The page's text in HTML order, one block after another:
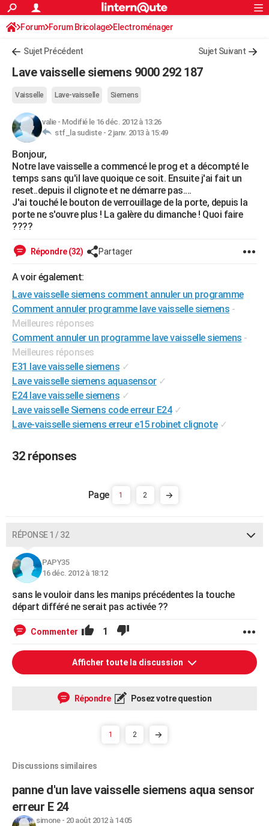
ACTUALITÉS
Politique
Société
Faits Divers
Education
Monde
Villes
+
AUTO
Essais
Réserver un essai
Citadines
Berlines
SUV
Forum auto
+HIGH-TECH
Mobiles
Meilleur smartphone
Internet
Ordinateurs
Jeux vidéo
Guide high-tech
+BRICOLAGE
Forum
Aménagement intérieur
Extérieur
Cuisine
Salle de bains
Jardinage
Rangement
WEEK-END
Guides de France
Escapades
Patrimoine
Expositions
Musées
Week-end nature
+LIFESTYLE
Art de vivre
Bien-être
Loisirs
Mode
Modes de vie
Alimentation
Guide de la santé
Maladies
Médicaments
Sommeil
VOYAGE
Destinations
City break
Voyage nature
Voyage de noces
Forum
Climat
+
GUIDES D'ACHAT
BONS PLANS
CARTE DE VOEUX
Carte de Noël
Carte Bonne année
Carte Saint-Valentin
Carte Pâques
Carte d'anniversaire
DICTIONNAIRE
Dictionnaire
Biographies
Citations
Expressions
Proverbes
PROGRAMME TV
COPAINS D'AVANT
S'inscrire
Se connecter
Lycées
Collèges
Primaires
Universités
Entreprises
Service militaire
Avis de recherche
AVIS DE DÉCÈS
S'inscrire
Connexion
Forum Forum Bricolage Electroménager
Sujet Précédent Sujet Suivant
Lave vaisselle siemens 9000 292 187
Vaisselle Lave-vaisselle Siemens
valie- Modifié le 16 déc. 2012 à 13:26
stf_la sudiste - 2 janv. 2013 à 15:49
Bonjour,
Notre lave vaisselle a commencé le prog et a décompté le
temps sans qu'il lave quoique ce soit. Ensuite j'ai fait un
reset..depuis il clignote et ne démarre pas....
J'ai touché le bouton de verrouillage de la porte, depuis la
porte ne s'ouvre plus ! La galère du dimanche ! Quoi faire
????
Répondre (32) Partager
A voir également:
Lave vaisselle siemens comment annuler un programme
Comment annuler programme lave vaisselle siemens -
Meilleures réponses
Comment annuler un programme lave vaisselle siemens -
Meilleures réponses
E31 lave vaisselle siemens ✓
Lave vaisselle siemens aquasensor ✓
E24 lave vaisselle siemens ✓
Lave vaisselle Siemens code erreur E24 ✓
Lave-vaisselle siemens erreur e15 robinet clignote ✓
32 réponses
1 2
RÉPONSE 1 / 32
PAPY35
16 déc. 2012 à 18:12
sans le vouloir dans les manips précédentes la touche
départ différé ne serait pas activée ??
Commenter 1
Afficher toute la discussion
Répondre Posez votre question
1 2
Discussions similaires
panne d'un lave vaisselle siemens aqua sensor
erreur E 24
simone- 20 août 2012 à 14:05